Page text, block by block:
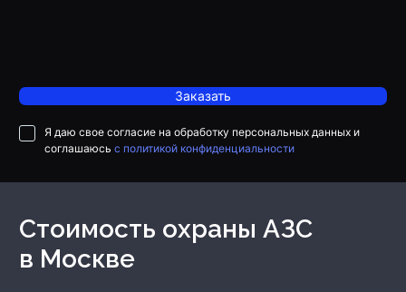
Заказать
Я даю свое согласие на обработку персональных данных и
соглашаюсь с политикой конфиденциальности
Стоимость охраны АЗС
в Москве